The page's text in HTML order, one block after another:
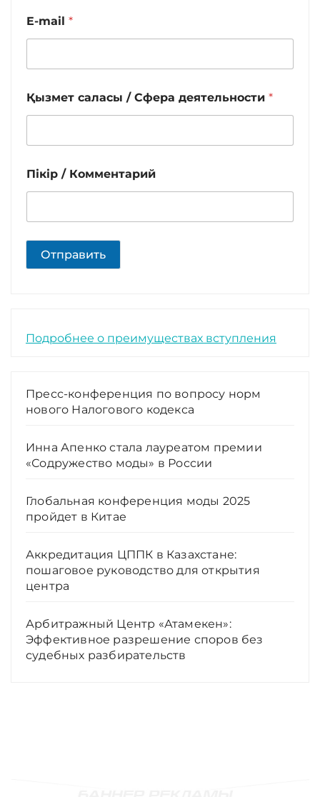
E-mail *
Қызмет саласы / Сфера деятельности *
Пікір / Комментарий
Отправить
Подробнее о преимуществах вступления
Пресс-конференция по вопросу норм
нового Налогового кодекса
Инна Апенко стала лауреатом премии
«Содружество моды» в России
Глобальная конференция моды 2025
пройдет в Китае
Аккредитация ЦППК в Казахстане:
пошаговое руководство для открытия
центра
Арбитражный Центр «Атамекен»:
Эффективное разрешение споров без
судебных разбирательств